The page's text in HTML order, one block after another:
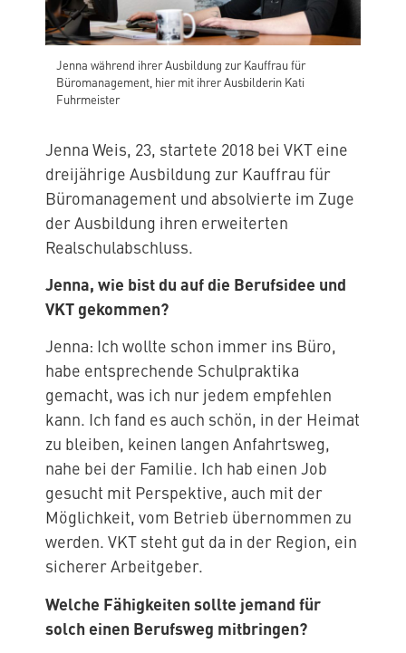
Jenna während ihrer Ausbildung zur Kauffrau für
Büromanagement, hier mit ihrer Ausbilderin Kati
Fuhrmeister
Jenna Weis, 23, startete 2018 bei VKT eine
dreijährige Ausbildung zur Kauffrau für
Büromanagement und absolvierte im Zuge
der Ausbildung ihren erweiterten
Realschulabschluss.
Jenna, wie bist du auf die Berufsidee und
VKT gekommen?
Jenna: Ich wollte schon immer ins Büro,
habe entsprechende Schulpraktika
gemacht, was ich nur jedem empfehlen
kann. Ich fand es auch schön, in der Heimat
zu bleiben, keinen langen Anfahrtsweg,
nahe bei der Familie. Ich hab einen Job
gesucht mit Perspektive, auch mit der
Möglichkeit, vom Betrieb übernommen zu
werden. VKT steht gut da in der Region, ein
sicherer Arbeitgeber.
Welche Fähigkeiten sollte jemand für
solch einen Berufsweg mitbringen?